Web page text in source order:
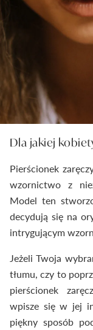
Dla jakiej
Pierścionek
wzornictwo z
Model ten
decydują się na
intrygującym
Jeżeli Twoja
tłumu, czy to
pierścionek
wpisze się w jej
piękny sposób